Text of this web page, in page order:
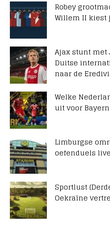
Robey
Willem II kiest
Ajax stunt met
Duitse
naar de
Welke
uit voor
Limburgse
oefenduels
Sportlust
Oekraïne